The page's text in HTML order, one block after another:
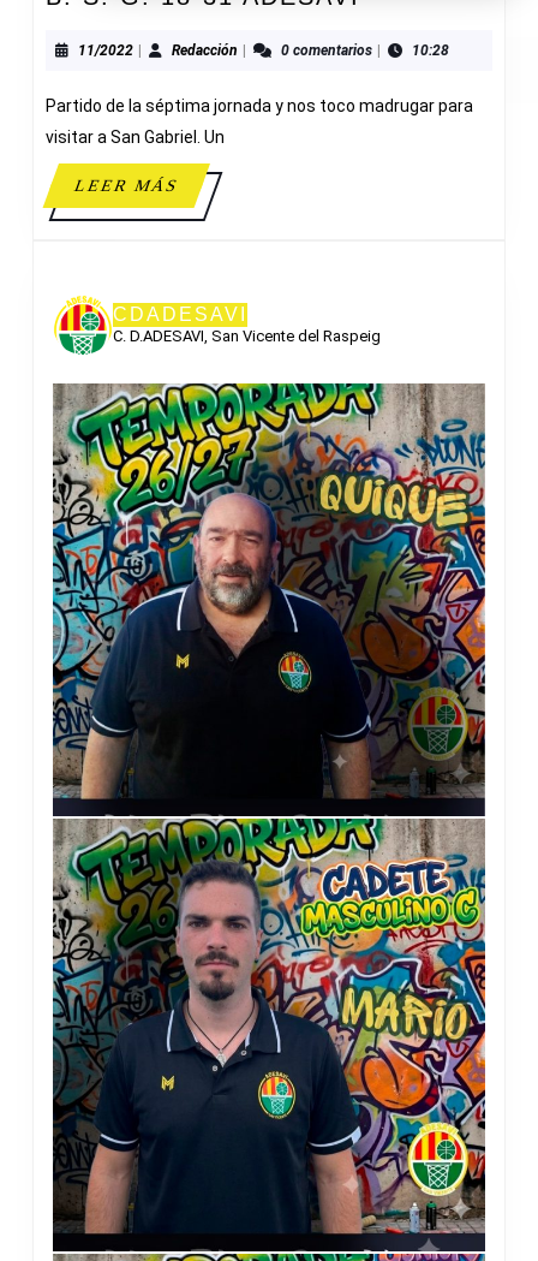
G.
31
11/202211/2022
| Redacción Redacción
| 0 comentarios | 10:28
Partido de la séptima jornada y nos toco madrugar para
visitar a San Gabriel. Un
LEER MÁSLEER
MÁS
CDADESAVI
C. D.ADESAVI, San Vicente del Raspeig